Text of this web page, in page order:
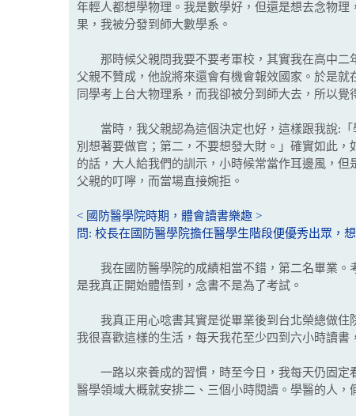
年輕人都想學物理。我是數學好，但還是想去念物
果，我被分發到師大數學系。
那時候父親問我要不要考軍校，其實我在高中二
父親不贊成，他說將來還會有機會報效國家。於是
同學考上台大物理系，而我卻被分到師大去，所以覺
當時，我父親認為這個決定也好，這樣跟我說:「
別想著要做官；第二，不要想發大財。」確實如此
的話，大人給我們的訓示，小時候常當作耳邊風，
父親的叮嚀，而當場直接婉拒。
< 國防醫學院時期，體會讀書樂趣 >
問: 校長在國防醫學院擔任醫學生階段便優秀出眾，
我在國防醫學院的成績相當不錯，第二名畢業。
是我真正開始體悟到，念書不是為了考試。
我真正用心唸書其實是從畢業後到台北榮總做住
我很喜歡這樣的生活，每天我花至少四到六小時讀
一路以來養成的習慣，時至今日，我每天仍固定
醫學領域大概就安排二、三個小時閱讀。學醫的人